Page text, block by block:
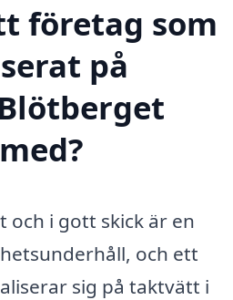
företag som
på
och i gott skick är en
och ett
sig på taktvätt i